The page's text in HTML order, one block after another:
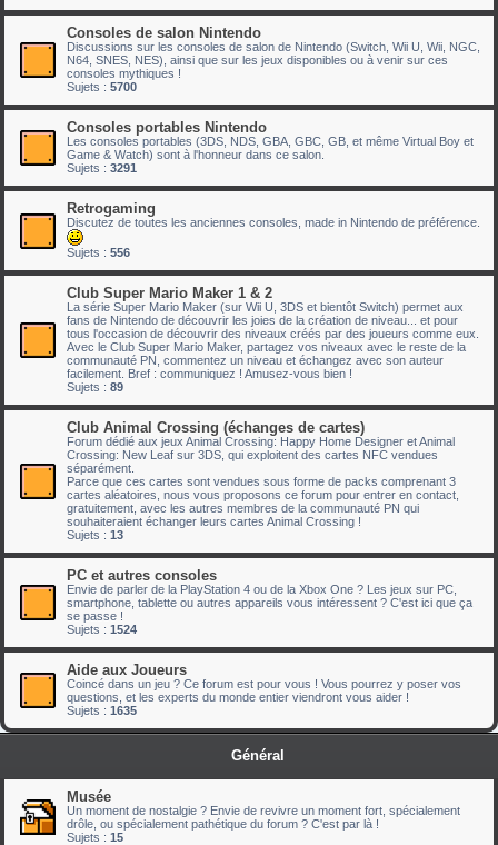
Consoles de salon Nintendo
Discussions sur les consoles de salon de Nintendo (Switch, Wii U, Wii, NGC,
N64, SNES, NES), ainsi que sur les jeux disponibles ou à venir sur ces
consoles mythiques !
Sujets : 5700
Consoles portables Nintendo
Les consoles portables (3DS, NDS, GBA, GBC, GB, et même Virtual Boy et
Game & Watch) sont à l'honneur dans ce salon.
Sujets : 3291
Retrogaming
Discutez de toutes les anciennes consoles, made in Nintendo de préférence.
Sujets : 556
Club Super Mario Maker 1 & 2
La série Super Mario Maker (sur Wii U, 3DS et bientôt Switch) permet aux
fans de Nintendo de découvrir les joies de la création de niveau... et pour
tous l'occasion de découvrir des niveaux créés par des joueurs comme eux.
Avec le Club Super Mario Maker, partagez vos niveaux avec le reste de la
communauté PN, commentez un niveau et échangez avec son auteur
facilement. Bref : communiquez ! Amusez-vous bien !
Sujets : 89
Club Animal Crossing (échanges de cartes)
Forum dédié aux jeux Animal Crossing: Happy Home Designer et Animal
Crossing: New Leaf sur 3DS, qui exploitent des cartes NFC vendues
séparément.
Parce que ces cartes sont vendues sous forme de packs comprenant 3
cartes aléatoires, nous vous proposons ce forum pour entrer en contact,
gratuitement, avec les autres membres de la communauté PN qui
souhaiteraient échanger leurs cartes Animal Crossing !
Sujets : 13
PC et autres consoles
Envie de parler de la PlayStation 4 ou de la Xbox One ? Les jeux sur PC,
smartphone, tablette ou autres appareils vous intéressent ? C'est ici que ça
se passe !
Sujets : 1524
Aide aux Joueurs
Coincé dans un jeu ? Ce forum est pour vous ! Vous pourrez y poser vos
questions, et les experts du monde entier viendront vous aider !
Sujets : 1635
Général
Musée
Un moment de nostalgie ? Envie de revivre un moment fort, spécialement
drôle, ou spécialement pathétique du forum ? C'est par là !
Sujets : 15